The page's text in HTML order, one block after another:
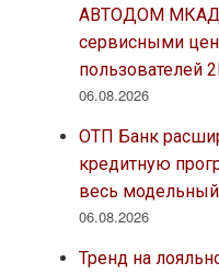
АВТОДОМ МКАД
сервисными
пользователей
06.08.2026
ОТП Банк
кредитную
весь
06.08.2026
Тренд на